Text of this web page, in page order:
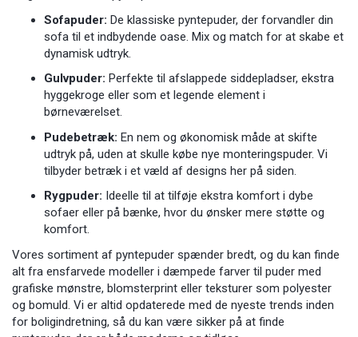
Sofapuder: De klassiske pyntepuder, der forvandler din
sofa til et indbydende oase. Mix og match for at skabe et
dynamisk udtryk.
Gulvpuder: Perfekte til afslappede siddepladser, ekstra
hyggekroge eller som et legende element i
børneværelset.
Pudebetræk: En nem og økonomisk måde at skifte
udtryk på, uden at skulle købe nye monteringspuder. Vi
tilbyder betræk i et væld af designs her på siden.
Rygpuder: Ideelle til at tilføje ekstra komfort i dybe
sofaer eller på bænke, hvor du ønsker mere støtte og
komfort.
Vores sortiment af pyntepuder spænder bredt, og du kan finde
alt fra ensfarvede modeller i dæmpede farver til puder med
grafiske mønstre, blomsterprint eller teksturer som polyester
og bomuld. Vi er altid opdaterede med de nyeste trends inden
for boligindretning, så du kan være sikker på at finde